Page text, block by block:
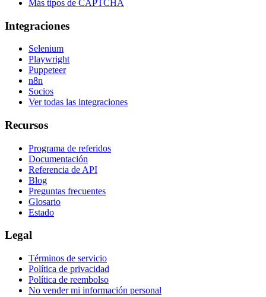
Más tipos de CAPTCHA
Integraciones
Selenium
Playwright
Puppeteer
n8n
Socios
Ver todas las integraciones
Recursos
Programa de referidos
Documentación
Referencia de API
Blog
Preguntas frecuentes
Glosario
Estado
Legal
Términos de servicio
Política de privacidad
Política de reembolso
No vender mi información personal